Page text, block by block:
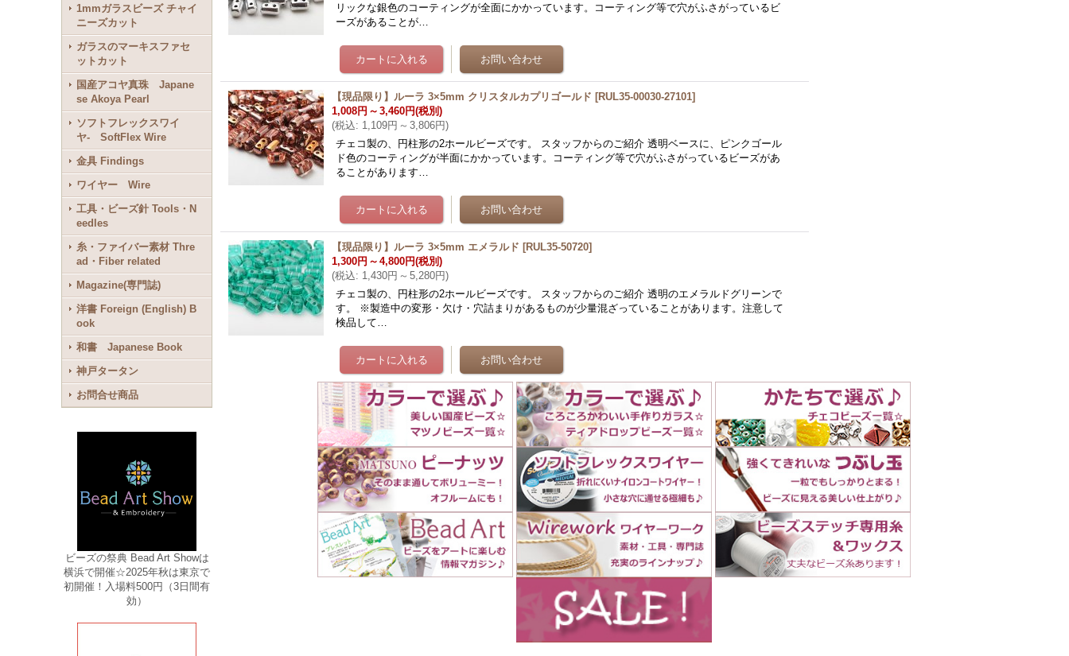
1mmガラスビーズ チャイ
ニーズカット
ガラスのマーキスファセ
ットカット
国産アコヤ真珠 Japane
se Akoya Pearl
ソフトフレックスワイ
ヤ- SoftFlex Wire
金具 Findings
ワイヤー Wire
工具・ビーズ針 Tools・N
eedles
糸・ファイバー素材 Thre
ad・Fiber related
Magazine(専門誌)
洋書 Foreign (English) B
ook
和書 Japanese Book
神戸タータン
お問合せ商品
ビーズの祭典 Bead Art Showは
横浜で開催☆2025年秋は東京で
初開催！入場料500円（3日間有
効）
リックな銀色のコーティングが全面にかかっています。コーティング等で穴がふさがっているビ
ーズがあることが…
【現品限り】ルーラ 3×5mm クリスタルカプリゴールド [RUL35-00030-27101]
1,008円 ～ 3,460円(税別)
(税込: 1,109円 ～ 3,806円)
チェコ製の、円柱形の2ホールビーズです。 スタッフからのご紹介 透明ベースに、ピンクゴール
ド色のコーティングが半面にかかっています。コーティング等で穴がふさがっているビーズがあ
ることがあります…
【現品限り】ルーラ 3×5mm エメラルド [RUL35-50720]
1,300円 ～ 4,800円(税別)
(税込: 1,430円 ～ 5,280円)
チェコ製の、円柱形の2ホールビーズです。 スタッフからのご紹介 透明のエメラルドグリーンで
す。 ※製造中の変形・欠け・穴詰まりがあるものが少量混ざっていることがあります。注意して
検品して…